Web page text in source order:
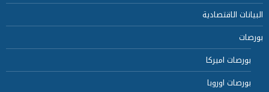
البيانات الاقتصادية
بورصات
بورصات اميركا
بورصات اوروبا